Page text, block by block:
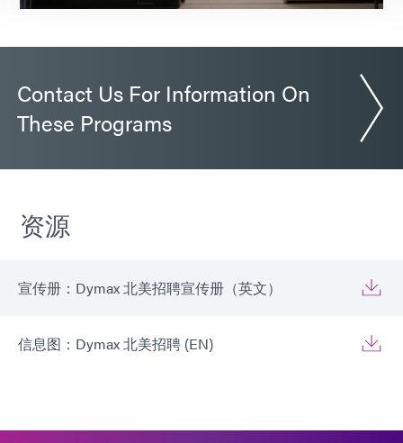
Contact Us For Information On
These Programs
资源
宣传册：Dymax 北美招聘宣传册（英文）
信息图：Dymax 北美招聘 (EN)